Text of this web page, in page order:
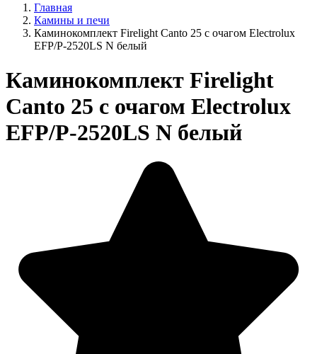
Главная
Камины и печи
Каминокомплект Firelight Canto 25 с очагом Electrolux
EFP/P-2520LS N белый
Каминокомплект Firelight
Canto 25 с очагом Electrolux
EFP/P-2520LS N белый